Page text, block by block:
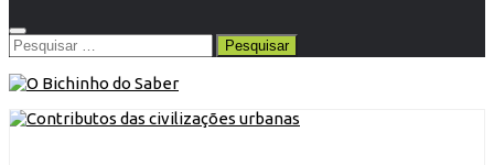
Pesquisar
por: